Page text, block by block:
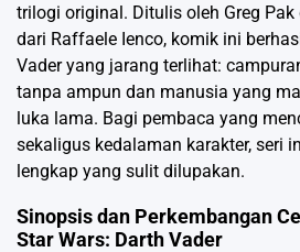
trilogi original. Ditulis oleh Greg
dari Raffaele Ienco, komik ini
Vader yang jarang terlihat:
tanpa ampun dan manusia yang
luka lama. Bagi pembaca yang
sekaligus kedalaman karakter, seri
lengkap yang sulit dilupakan.
Sinopsis dan Perkembangan
Star Wars: Darth Vader